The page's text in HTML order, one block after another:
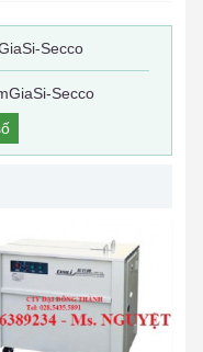
Secco
Secco